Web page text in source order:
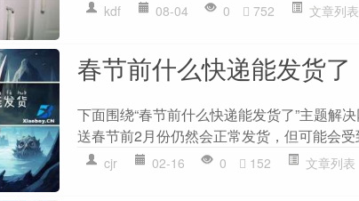
kdf 08-04 0 752 文章列表
春节前什么快递能发货了
下面围绕“春节前什么快递能发货了”主题解
送春节前2月份仍然会正常发货，但可能会
cjr 02-16 0 152 文章列表